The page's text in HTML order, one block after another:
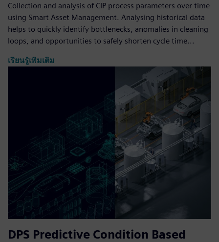
Collection and analysis of CIP process parameters over time
using Smart Asset Management. Analysing historical data
helps to quickly identify bottlenecks, anomalies in cleaning
loops, and opportunities to safely shorten cycle time...
เรียนรู้เพิ่มเติม
DPS Predictive Condition Based